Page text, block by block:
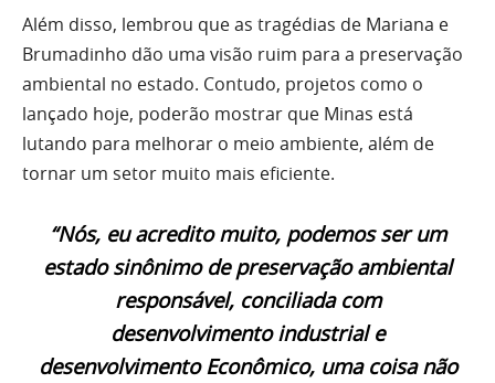
Além disso, lembrou que as tragédias de Mariana e
Brumadinho dão uma visão ruim para a preservação
ambiental no estado. Contudo, projetos como o
lançado hoje, poderão mostrar que Minas está
lutando para melhorar o meio ambiente, além de
tornar um setor muito mais eficiente.
“Nós, eu acredito muito, podemos ser um
estado sinônimo de preservação ambiental
responsável, conciliada com
desenvolvimento industrial e
desenvolvimento Econômico, uma coisa não